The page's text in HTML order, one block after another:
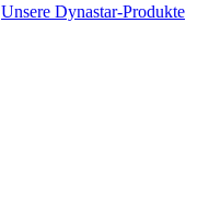
Unsere Dynastar-Produkte